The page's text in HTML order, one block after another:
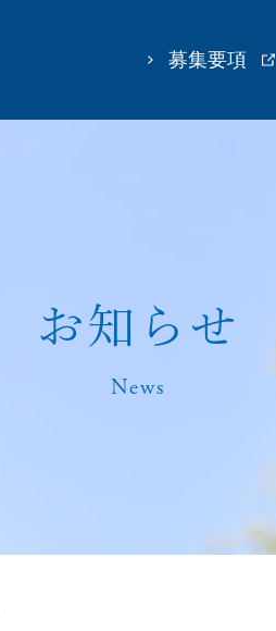
募集要項
お知 ら せ
News